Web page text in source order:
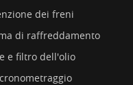
dei freni
di raffreddamento
e filtro dell'olio